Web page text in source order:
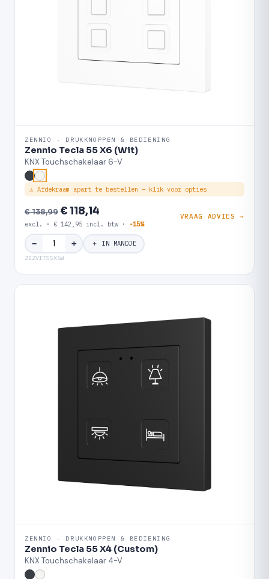
ZENNIO · DRUKKNOPPEN & BEDIENING
Zennio Tecla 55 X6 (Wit)
KNX Touchschakelaar 6-V
⚠ Afdekraam apart te bestellen — klik voor opties
€ 138,99€ 118,14
excl. · € 142,95 incl. btw · -15%
VRAAG ADVIES →
− ＋ ＋ IN MANDJE
ZEZVIT55X6W
ZENNIO · DRUKKNOPPEN & BEDIENING
Zennio Tecla 55 X4 (Custom)
KNX Touchschakelaar 4-V